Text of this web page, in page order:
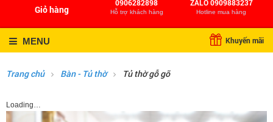
ZALO 0909883237
Hotline mua hàng
0906282898
Hỗ trợ khách hàng
Giỏ hàng
Khuyến mãi
MENU
Trang chủ Bàn - Tủ thờ Tủ thờ gỗ gõ
Loading…